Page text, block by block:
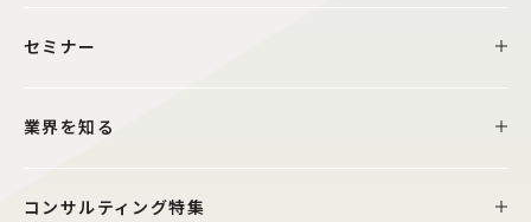
セミナー
業界を知る
コンサルティング特集